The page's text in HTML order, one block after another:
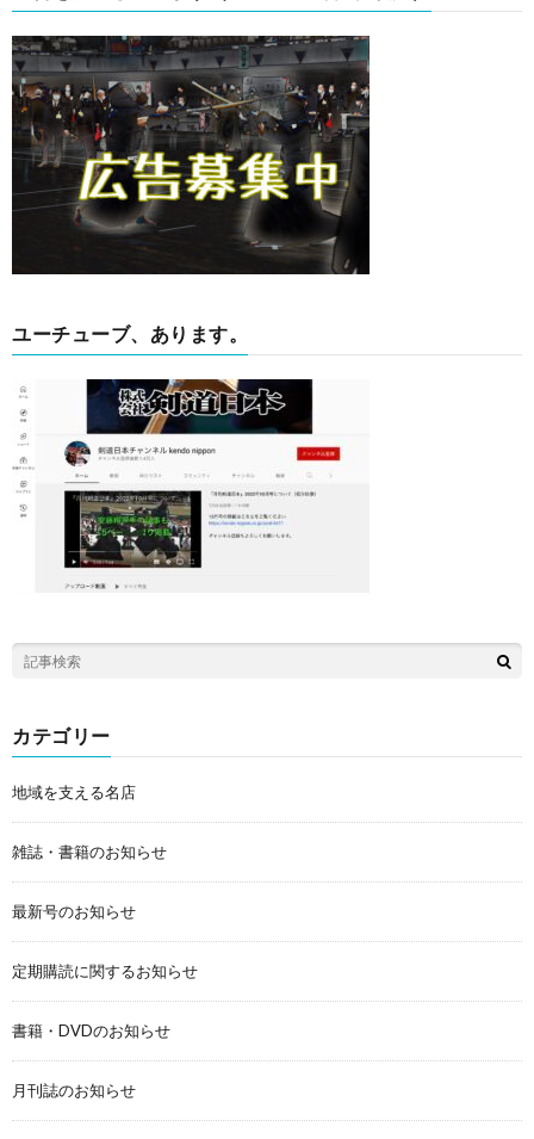
ユーチューブ、あります。
カテゴリー
地域を支える名店
雑誌・書籍のお知らせ
最新号のお知らせ
定期購読に関するお知らせ
書籍・DVDのお知らせ
月刊誌のお知らせ